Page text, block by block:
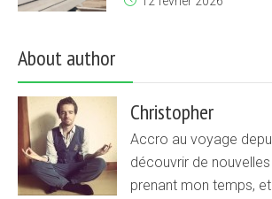
About author
Christopher
Accro au voyage
découvrir de
prenant mon temps,